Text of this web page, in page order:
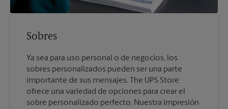
Sobres
Ya sea para uso personal o de negocios, los
sobres personalizados pueden ser una parte
importante de sus mensajes. The UPS Store
ofrece una variedad de opciones para crear el
sobre personalizado perfecto. Nuestra impresión